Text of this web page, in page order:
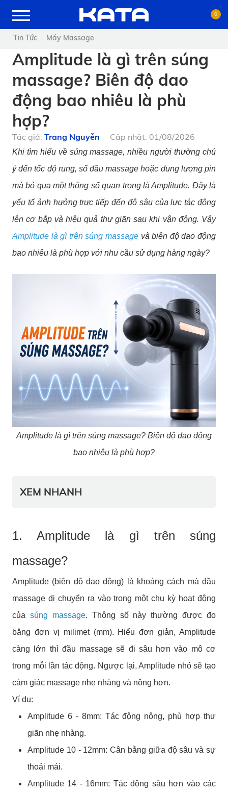
0
Tin Tức Máy Massage
Amplitude là gì trên súng
massage? Biên độ dao
động bao nhiêu là phù
hợp?
Tác giả: Trang Nguyễn Cập nhật: 01/08/2026
Khi tìm hiểu về súng massage, nhiều người thường chú
ý đến tốc độ rung, số đầu massage hoặc dung lượng pin
mà bỏ qua một thông số quan trọng là Amplitude. Đây là
yếu tố ảnh hưởng trực tiếp đến độ sâu của lực tác động
lên cơ bắp và hiệu quả thư giãn sau khi vận động. Vậy
Amplitude là gì trên súng massage và biên độ dao động
bao nhiêu là phù hợp với nhu cầu sử dụng hàng ngày?
Amplitude là gì trên súng massage? Biên độ dao động
bao nhiêu là phù hợp?
XEM NHANH
1. Amplitude là gì trên súng
massage?
Amplitude (biên độ dao động) là khoảng cách mà đầu
massage di chuyển ra vào trong một chu kỳ hoạt động
của súng massage. Thông số này thường được đo
bằng đơn vị milimet (mm). Hiểu đơn giản, Amplitude
càng lớn thì đầu massage sẽ đi sâu hơn vào mô cơ
trong mỗi lần tác động. Ngược lại, Amplitude nhỏ sẽ tạo
cảm giác massage nhẹ nhàng và nông hơn.
Ví dụ:
Amplitude 6 - 8mm: Tác động nông, phù hợp thư
giãn nhẹ nhàng.
Amplitude 10 - 12mm: Cân bằng giữa độ sâu và sự
thoải mái.
Amplitude 14 - 16mm: Tác động sâu hơn vào các